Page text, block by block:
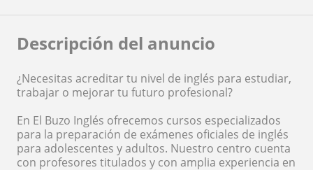
Descripción del anuncio
¿Necesitas acreditar tu nivel de inglés para estudiar,
trabajar o mejorar tu futuro profesional?
En El Buzo Inglés ofrecemos cursos especializados
para la preparación de exámenes oficiales de inglés
para adolescentes y adultos. Nuestro centro cuenta
con profesores titulados y con amplia experiencia en